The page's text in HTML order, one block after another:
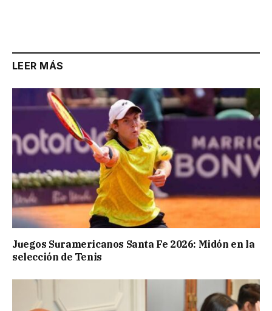
LEER MÁS
Juegos Suramericanos Santa Fe 2026: Midón en la
selección de Tenis